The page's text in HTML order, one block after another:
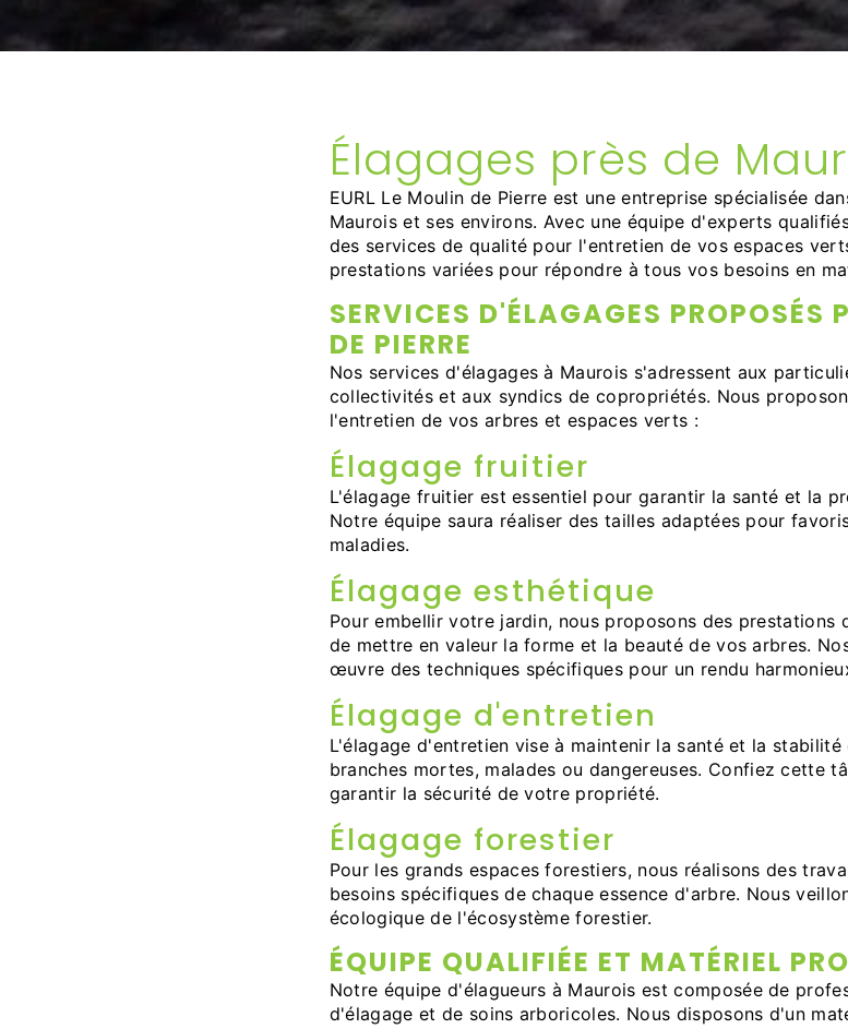
Élagages près de
EURL Le Moulin de Pierre est une entreprise spécialisée
Maurois et ses environs. Avec une équipe d'experts
des services de qualité pour l'entretien de vos espaces
prestations variées pour répondre à tous vos besoins en
SERVICES D'ÉLAGAGES PROPOSÉS
DE PIERRE
Nos services d'élagages à Maurois s'adressent aux
collectivités et aux syndics de copropriétés. Nous
l'entretien de vos arbres et espaces verts :
Élagage fruitier
L'élagage fruitier est essentiel pour garantir la santé et la
Notre équipe saura réaliser des tailles adaptées pour
maladies.
Élagage esthétique
Pour embellir votre jardin, nous proposons des prestations
de mettre en valeur la forme et la beauté de vos arbres.
œuvre des techniques spécifiques pour un rendu
Élagage d'entretien
L'élagage d'entretien vise à maintenir la santé et la
branches mortes, malades ou dangereuses. Confiez cette
garantir la sécurité de votre propriété.
Élagage forestier
Pour les grands espaces forestiers, nous réalisons des
besoins spécifiques de chaque essence d'arbre. Nous
écologique de l'écosystème forestier.
ÉQUIPE QUALIFIÉE ET MATÉRIEL
Notre équipe d'élagueurs à Maurois est composée de
d'élagage et de soins arboricoles. Nous disposons d'un